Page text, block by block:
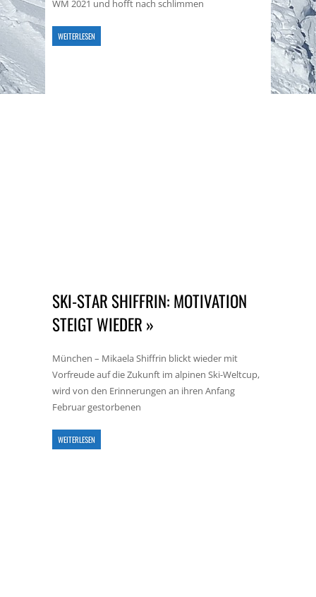
WM 2021 und hofft nach schlimmen
WEITERLESEN
SKI-STAR SHIFFRIN: MOTIVATION
STEIGT WIEDER »
München – Mikaela Shiffrin blickt wieder mit
Vorfreude auf die Zukunft im alpinen Ski-Weltcup,
wird von den Erinnerungen an ihren Anfang
Februar gestorbenen
WEITERLESEN